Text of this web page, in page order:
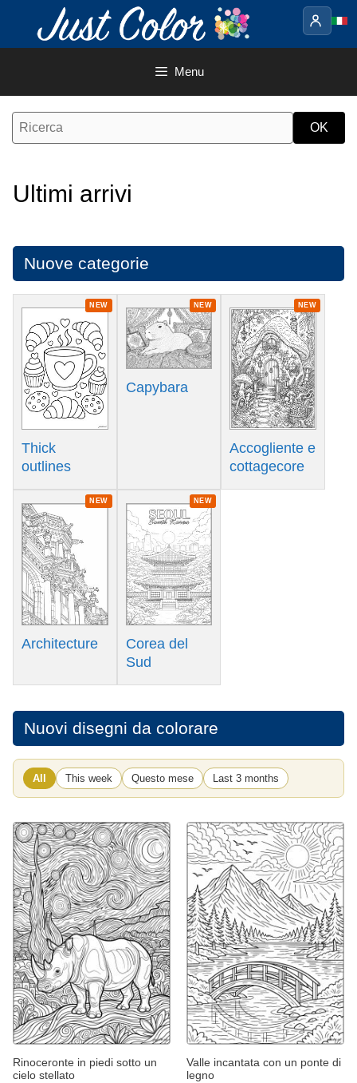
contenuto
Menu
Ultimi arrivi
Nuove categorie
NEW
Thick
outlines
NEW
Capybara
NEW
Accogliente e
cottagecore
NEW
Architecture
NEW
Corea del
Sud
Nuovi disegni da colorare
All This week Questo mese Last 3 months
Rinoceronte in piedi sotto un
cielo stellato
Valle incantata con un ponte di
legno